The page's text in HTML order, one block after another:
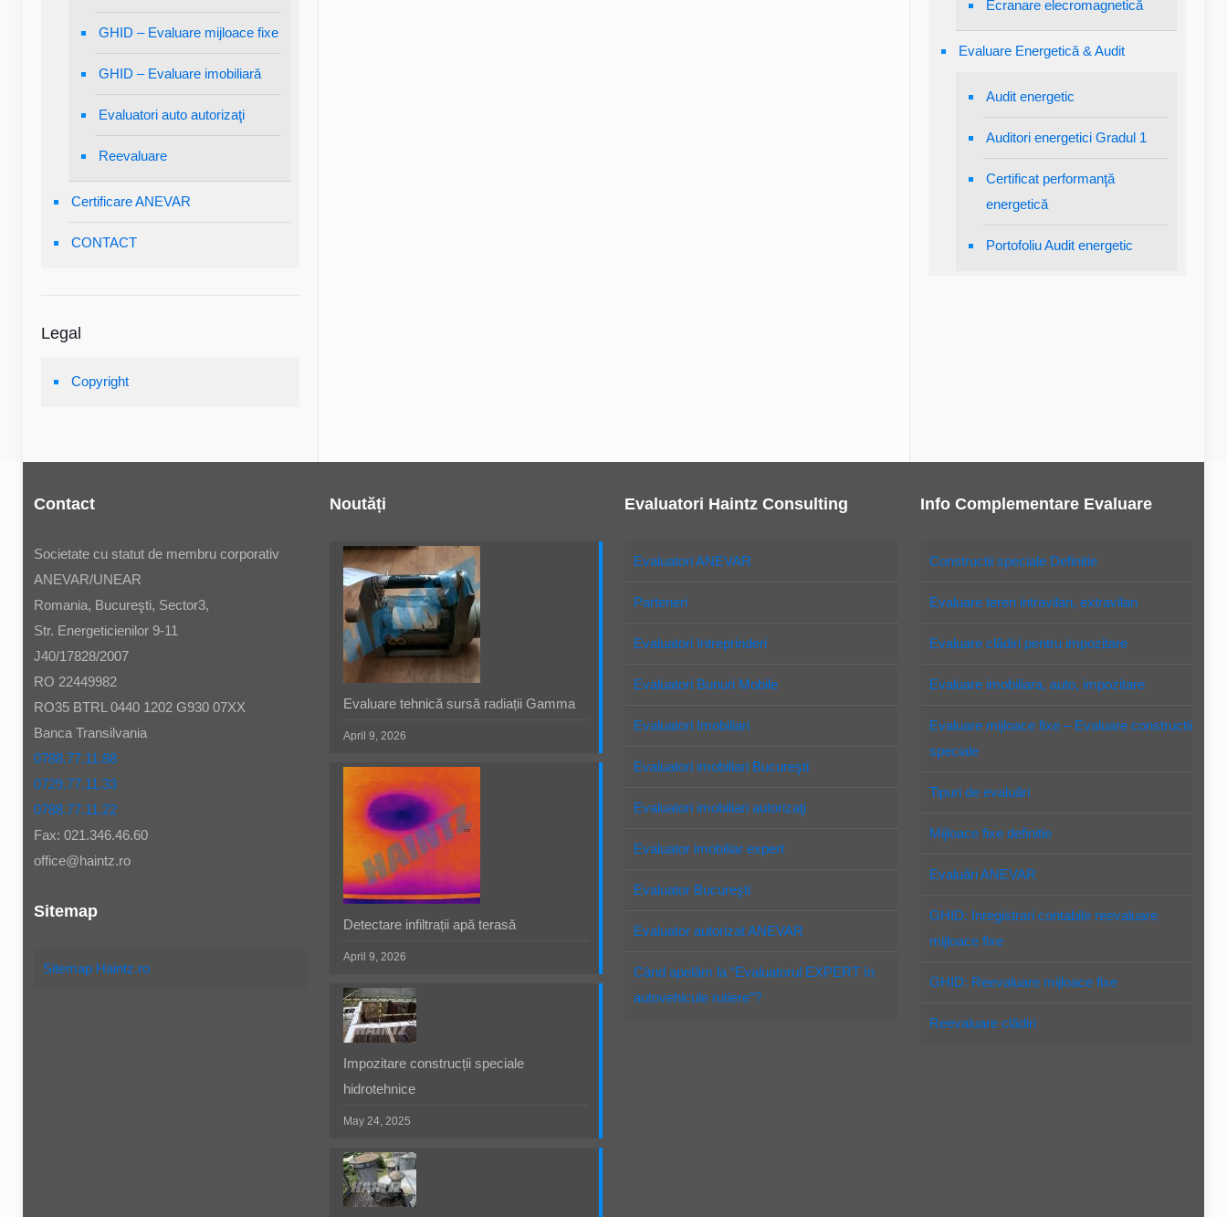
GHID – Evaluare mijloace fixe
GHID – Evaluare imobiliară
Evaluatori auto autorizaţi
Reevaluare
Certificare ANEVAR
CONTACT
Legal
Copyright
Ecranare elecromagnetică
Evaluare Energetică & Audit
Audit energetic
Auditori energetici Gradul 1
Certificat performanţă
energetică
Portofoliu Audit energetic
Contact
Societate cu statut de membru corporativ
ANEVAR/UNEAR
Romania, Bucureşti, Sector3,
Str. Energeticienilor 9-11
J40/17828/2007
RO 22449982
RO35 BTRL 0440 1202 G930 07XX
Banca Transilvania
0788.77.11.88
0729.77.11.33
0788.77.11.22
Fax: 021.346.46.60
office@haintz.ro
Sitemap
Sitemap Haintz.ro
Noutăți
Evaluare tehnică sursă radiații Gamma
April 9, 2026
Detectare infiltrații apă terasă
April 9, 2026
Impozitare construcții speciale
hidrotehnice
May 24, 2025
Evaluatori Haintz Consulting
Evaluatori ANEVAR
Parteneri
Evaluatori Intreprinderi
Evaluatori Bunuri Mobile
Evaluatori Imobiliari
Evaluatori imobiliari Bucureşti
Evaluatori imobiliari autorizaţi
Evaluator imobiliar expert
Evaluator Bucureşti
Evaluator autorizat ANEVAR
Când apelăm la “Evaluatorul EXPERT în
autovehicule rutiere”?
Info Complementare Evaluare
Constructii speciale Definitie
Evaluare teren intravilan, extravilan
Evaluare clădiri pentru impozitare
Evaluare imobiliara, auto, impozitare
Evaluare mijloace fixe – Evaluare constructii
speciale
Tipuri de evaluări
Mijloace fixe definitie
Evaluări ANEVAR
GHID: Inregistrari contabile reevaluare
mijloace fixe
GHID: Reevaluare mijloace fixe
Reevaluare clădiri